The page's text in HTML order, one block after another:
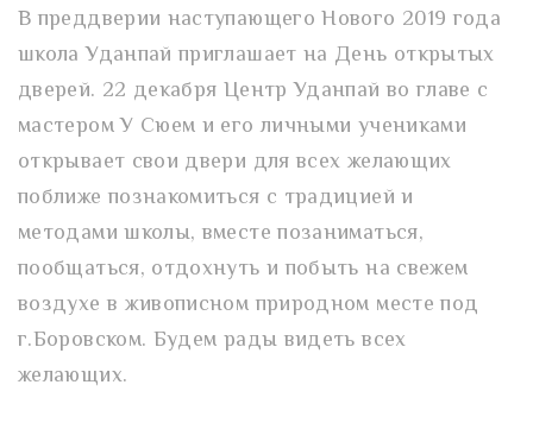
В преддверии наступающего Нового 2019 года
школа Уданпай приглашает на День открытых
дверей. 22 декабря Центр Уданпай во главе с
мастером У Сюем и его личными учениками
открывает свои двери для всех желающих
поближе познакомиться с традицией и
методами школы, вместе позаниматься,
пообщаться, отдохнуть и побыть на свежем
воздухе в живописном природном месте под
г.Боровском. Будем рады видеть всех
желающих.